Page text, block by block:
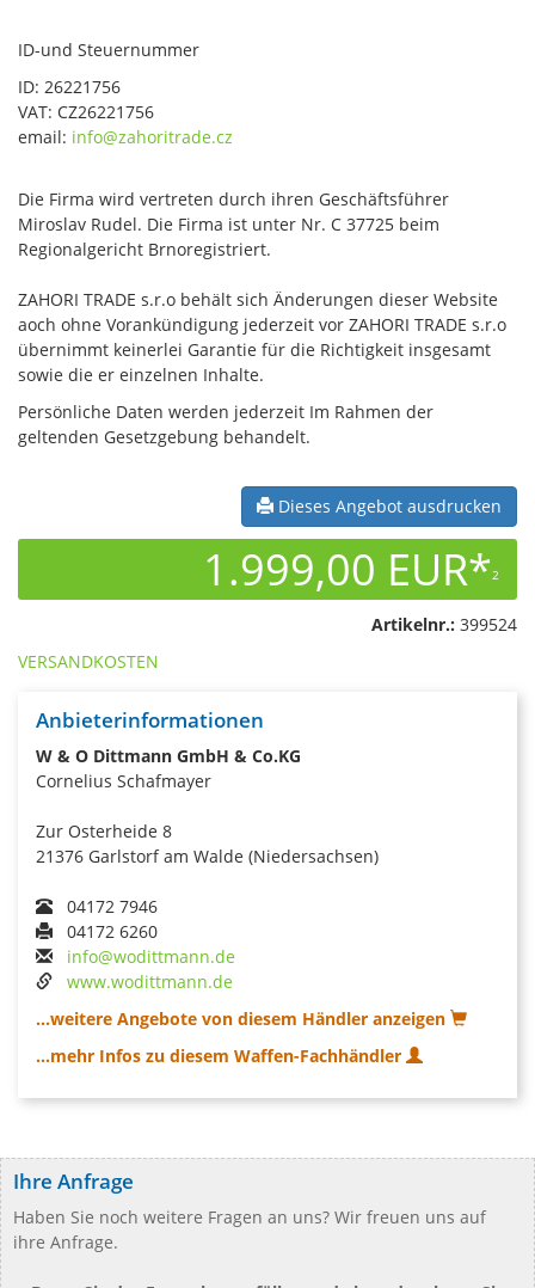
ID-und Steuernummer
ID: 26221756
VAT: CZ26221756
email: info@zahoritrade.cz
Die Firma wird vertreten durch ihren Geschäftsführer
Miroslav Rudel. Die Firma ist unter Nr. C 37725 beim
Regionalgericht Brnoregistriert.
ZAHORI TRADE s.r.o behält sich Änderungen dieser Website
aoch ohne Vorankündigung jederzeit vor ZAHORI TRADE s.r.o
übernimmt keinerlei Garantie für die Richtigkeit insgesamt
sowie die er einzelnen Inhalte.
​Persönliche Daten werden jederzeit Im Rahmen der
geltenden Gesetzgebung behandelt.
Dieses Angebot ausdrucken
1.999,00 EUR*2
Artikelnr.: 399524
VERSANDKOSTEN
Anbieterinformationen
W & O Dittmann GmbH & Co.KG
Cornelius Schafmayer
Zur Osterheide 8
21376 Garlstorf am Walde (Niedersachsen)
04172 7946
04172 6260
info@wodittmann.de
www.wodittmann.de
...weitere Angebote von diesem Händler anzeigen
...mehr Infos zu diesem Waffen-Fachhändler
Ihre Anfrage
Haben Sie noch weitere Fragen an uns? Wir freuen uns auf
ihre Anfrage.